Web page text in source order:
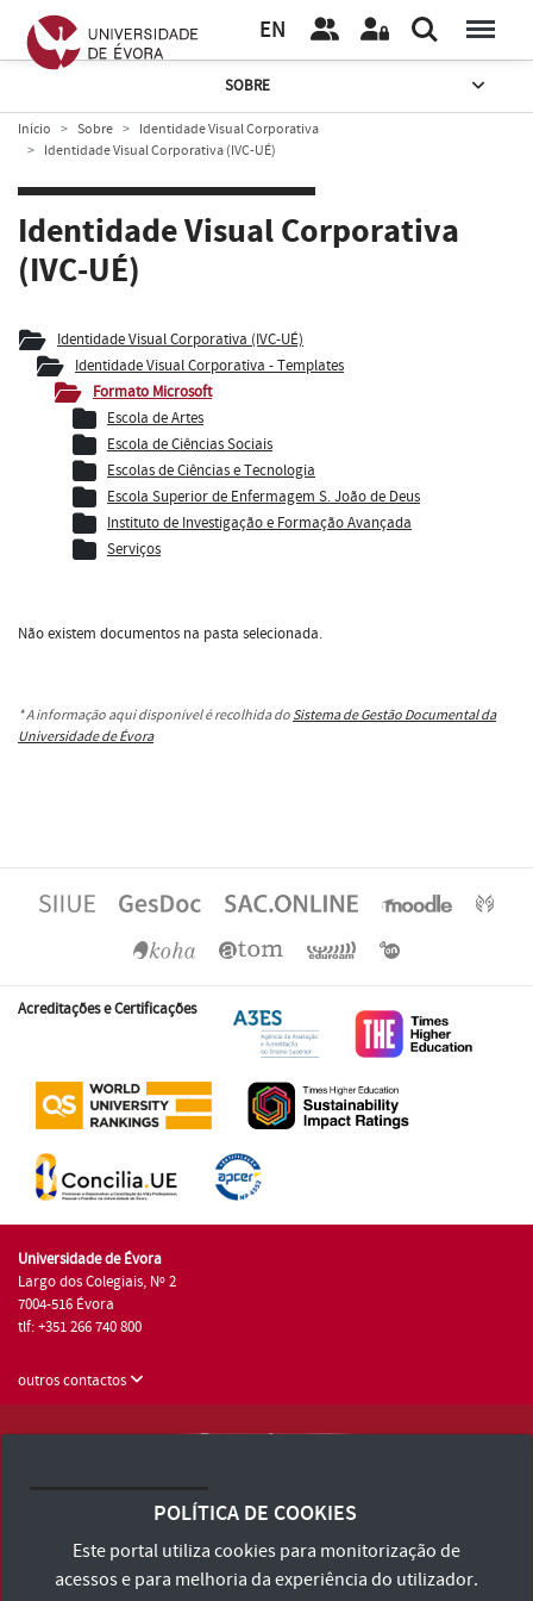
EN
SOBRE
Início Sobre
Identidade Visual Corporativa
Identidade Visual Corporativa (IVC-UÉ)
Identidade Visual Corporativa
(IVC-UÉ)
Identidade Visual Corporativa (IVC-UÉ)
Identidade Visual Corporativa - Templates
Formato Microsoft
Escola de Artes
Escola de Ciências Sociais
Escolas de Ciências e Tecnologia
Escola Superior de Enfermagem S. João de Deus
Instituto de Investigação e Formação Avançada
Serviços
Não existem documentos na pasta selecionada.
* A informação aqui disponível é recolhida do Sistema de Gestão Documental da
Universidade de Évora
Acreditações e Certificações
Universidade de Évora
Largo dos Colegiais, Nº 2
7004-516 Évora
tlf: +351 266 740 800
outros contactos
Consulte os Termos e Condições e Política de Privacidade
Declaração de Acessibilidade
POLÍTICA DE COOKIES
Este portal utiliza cookies para monitorização de
acessos e para melhoria da experiência do utilizador.